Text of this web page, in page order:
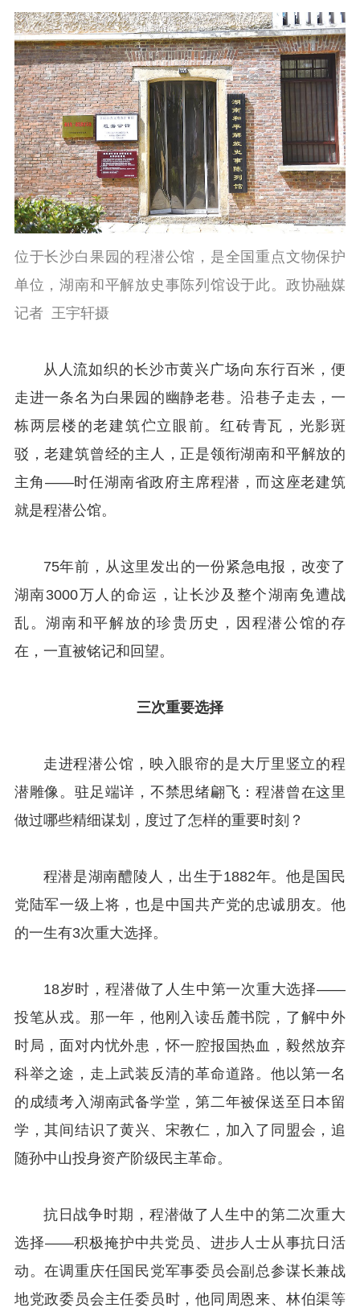
位于长沙白果园的程潜公馆，是全国重点文物保护
单位，湖南和平解放史事陈列馆设于此。政协融媒
记者 王宇轩摄
从人流如织的长沙市黄兴广场向东行百米，便
走进一条名为白果园的幽静老巷。沿巷子走去，一
栋两层楼的老建筑伫立眼前。红砖青瓦，光影斑
驳，老建筑曾经的主人，正是领衔湖南和平解放的
主角——时任湖南省政府主席程潜，而这座老建筑
就是程潜公馆。
75年前，从这里发出的一份紧急电报，改变了
湖南3000万人的命运，让长沙及整个湖南免遭战
乱。湖南和平解放的珍贵历史，因程潜公馆的存
在，一直被铭记和回望。
三次重要选择
走进程潜公馆，映入眼帘的是大厅里竖立的程
潜雕像。驻足端详，不禁思绪翩飞：程潜曾在这里
做过哪些精细谋划，度过了怎样的重要时刻？
程潜是湖南醴陵人，出生于1882年。他是国民
党陆军一级上将，也是中国共产党的忠诚朋友。他
的一生有3次重大选择。
18岁时，程潜做了人生中第一次重大选择——
投笔从戎。那一年，他刚入读岳麓书院，了解中外
时局，面对内忧外患，怀一腔报国热血，毅然放弃
科举之途，走上武装反清的革命道路。他以第一名
的成绩考入湖南武备学堂，第二年被保送至日本留
学，其间结识了黄兴、宋教仁，加入了同盟会，追
随孙中山投身资产阶级民主革命。
抗日战争时期，程潜做了人生中的第二次重大
选择——积极掩护中共党员、进步人士从事抗日活
动。在调重庆任国民党军事委员会副总参谋长兼战
地党政委员会主任委员时，他同周恩来、林伯渠等